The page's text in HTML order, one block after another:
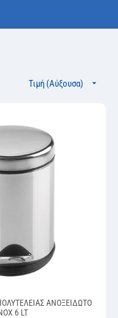
Τιμή (Αύξουσα) 
ΑΝΟΞΕΙΔΩΤΟ
6 LT